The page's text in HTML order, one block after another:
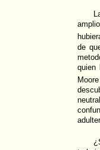
de
quien